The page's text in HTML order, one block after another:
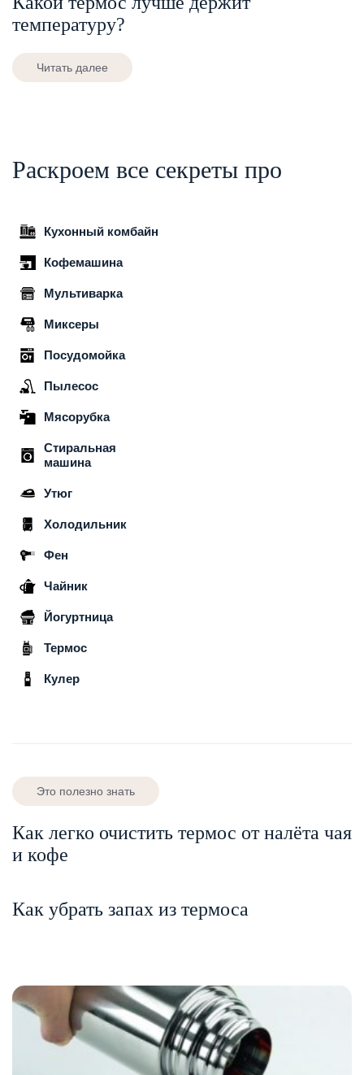
температуру?
Читать далее
Раскроем все секреты про
Кухонный комбайн
Кофемашина
Мультиварка
Миксеры
Посудомойка
Пылесос
Мясорубка
Стиральная
машина
Утюг
Холодильник
Фен
Чайник
Йогуртница
Термос
Кулер
Это полезно знать
Как легко очистить термос от налёта чая
и кофе
Как убрать запах из термоса